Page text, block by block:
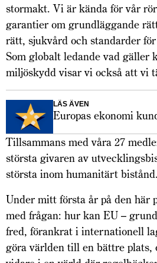
stormakt. Vi är kända för vår
garantier om grundläggande
rätt, sjukvård och standarder
Som globalt ledande vad gäller
miljöskydd visar vi också att vi
LÄS ÄVEN
Europas ekonomi
Tillsammans med våra 27
största givaren av
största inom humanitärt bistånd.
Under mitt första år på den här
med frågan: hur kan EU –
fred, förankrat i internationell
göra världen till en bättre plats,